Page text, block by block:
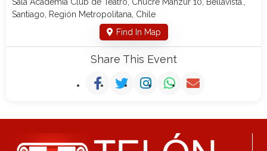
Santiago, Región Metropolitana, Chile
Find In Map
Share This Event